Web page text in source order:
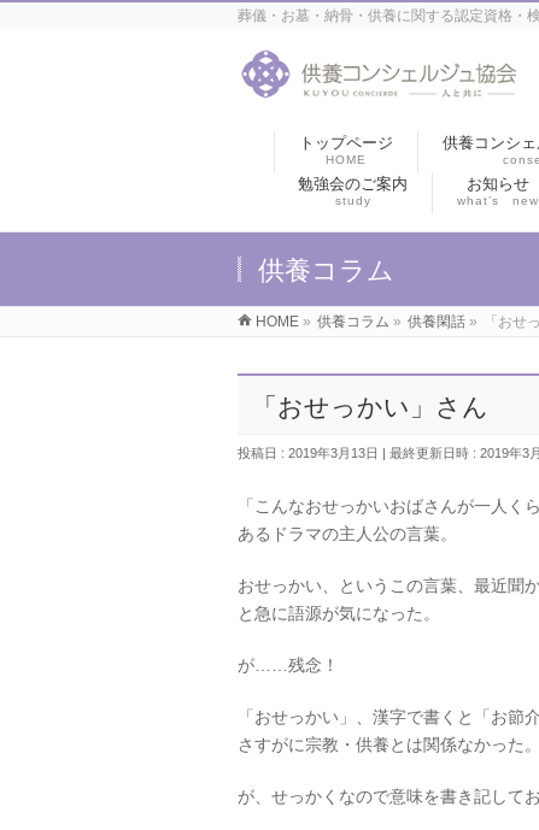
葬儀・お墓・納骨・供養に関する認定資格・
トップページ
HOME
供養コンシ
勉強会のご案内
study
お知らせ
what’s new
供養コラム
HOME » 供養コラム » 供養閑話 » 「おせ
「おせっかい」さん
投稿日 : 2019年3月13日 最終更新日時 : 2019年3
「こんなおせっかいおばさんが一人く
あるドラマの主人公の言葉。
おせっかい、というこの言葉、最近聞
と急に語源が気になった。
が……残念！
「おせっかい」、漢字で書くと「お節介
さすがに宗教・供養とは関係なかった。
が、せっかくなので意味を書き記して